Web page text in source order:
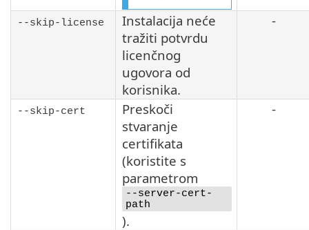
--skip-license
Instalacija neće
tražiti potvrdu
licenčnog
ugovora od
korisnika.
-
--skip-cert
Preskoči
stvaranje
certifikata
(koristite s
parametrom
--server-cert-
path
).
-